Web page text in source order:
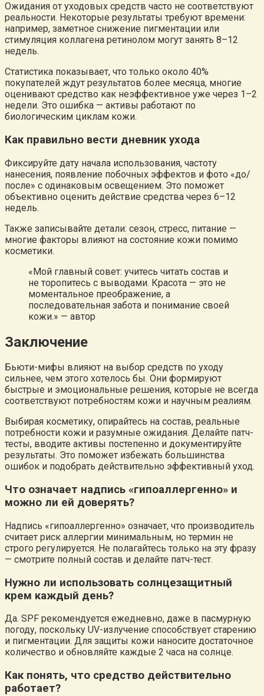
Ожидания от уходовых средств часто не соответствуют
реальности. Некоторые результаты требуют времени:
например, заметное снижение пигментации или
стимуляция коллагена ретинолом могут занять 8–12
недель.
Статистика показывает, что только около 40%
покупателей ждут результатов более месяца, многие
оценивают средство как неэффективное уже через 1–2
недели. Это ошибка — активы работают по
биологическим циклам кожи.
Как правильно вести дневник ухода
Фиксируйте дату начала использования, частоту
нанесения, появление побочных эффектов и фото «до/
после» с одинаковым освещением. Это поможет
объективно оценить действие средства через 6–12
недель.
Также записывайте детали: сезон, стресс, питание —
многие факторы влияют на состояние кожи помимо
косметики.
«Мой главный совет: учитесь читать состав и
не торопитесь с выводами. Красота — это не
моментальное преображение, а
последовательная забота и понимание своей
кожи.» — автор
Заключение
Бьюти-мифы влияют на выбор средств по уходу
сильнее, чем этого хотелось бы. Они формируют
быстрые и эмоциональные решения, которые не всегда
соответствуют потребностям кожи и научным реалиям.
Выбирая косметику, опирайтесь на состав, реальные
потребности кожи и разумные ожидания. Делайте патч-
тесты, вводите активы постепенно и документируйте
результаты. Это поможет избежать большинства
ошибок и подобрать действительно эффективный уход.
Что означает надпись «гипоаллергенно» и
можно ли ей доверять?
Надпись «гипоаллергенно» означает, что производитель
считает риск аллергии минимальным, но термин не
строго регулируется. Не полагайтесь только на эту фразу
— смотрите полный состав и делайте патч-тест.
Нужно ли использовать солнцезащитный
крем каждый день?
Да. SPF рекомендуется ежедневно, даже в пасмурную
погоду, поскольку UV-излучение способствует старению
и пигментации. Для защиты кожи наносите достаточное
количество и обновляйте каждые 2 часа на солнце.
Как понять, что средство действительно
работает?